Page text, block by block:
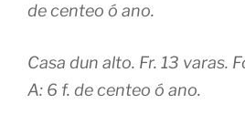
de centeo ó ano.
Casa dun alto. Fr. 13 varas.
A: 6 f. de centeo ó ano.